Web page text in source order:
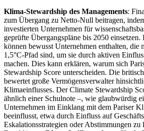
Klima-Stewardship des Managements:
zum Übergang zu Netto-Null beitragen,
investierten Unternehmen für
geprüfte Übergangspläne bis 2050
können bewusst Unternehmen enthalten, die
1,5°C-Pfad sind, um sie durch aktiven
machen. Dies kann erklären, warum sich
Stewardship Score unterscheiden. Die
bewertet große Vermögensverwalter
Klimaeinflusses. Der Climate Stewardship
ähnlich einer Schulnote –, wie glaubwürdig
Unternehmen im Einklang mit dem Pariser
beeinflusst, etwa durch Einfluss auf
Eskalationsstrategien oder Abstimmungen zu